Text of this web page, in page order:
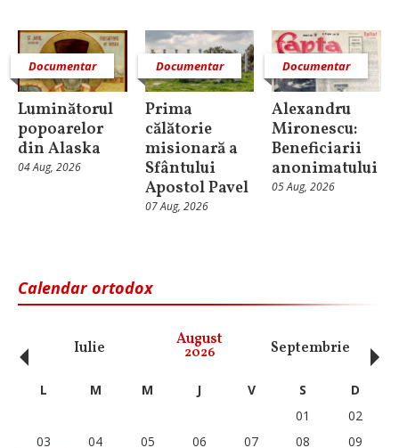
Documentar
Luminătorul
popoarelor
din Alaska
04 Aug, 2026
Documentar
Prima
călătorie
misionară a
Sfântului
Apostol Pavel
07 Aug, 2026
Documentar
Alexandru
Mironescu:
Beneficiarii
anonimatului
05 Aug, 2026
Calendar ortodox
Iulie August
2026 Septembrie
‹ L M M J V S
D
01
02
03
04 05 06 07 08
09